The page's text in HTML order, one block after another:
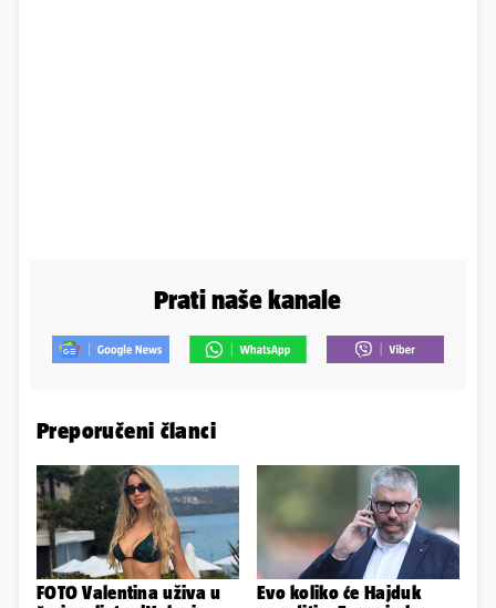
Prati naše kanale
Preporučeni članci
FOTO Valentina uživa u
Evo koliko će Hajduk